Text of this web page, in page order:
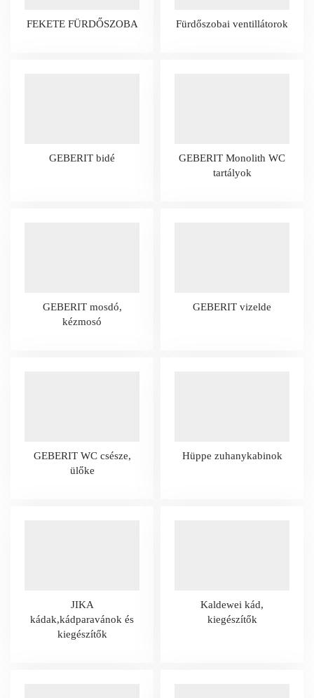
FEKETE FÜRDŐSZOBA Fürdőszobai ventillátorok
GEBERIT bidé
GEBERIT Monolith WC
tartályok
GEBERIT mosdó,
kézmosó
GEBERIT vizelde
GEBERIT WC csésze,
ülőke
Hüppe zuhanykabinok
JIKA
kádak,kádparavánok és
kiegészítők
Kaldewei kád,
kiegészítők